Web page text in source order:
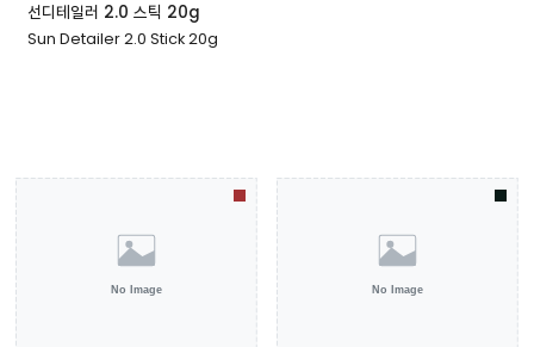
선디테일러 2.0 스틱 20g
Sun Detailer 2.0 Stick 20g